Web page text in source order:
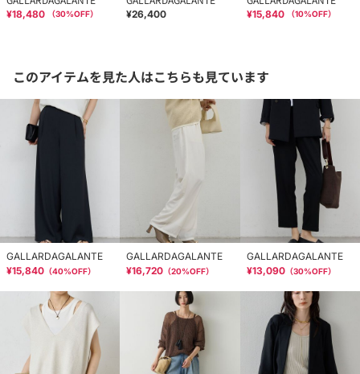
¥18,480 （30%OFF） ¥26,400 ¥15,840 （10%OFF）